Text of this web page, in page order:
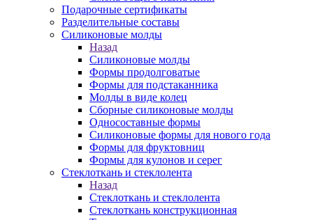
Подарочные сертификаты
Разделительные составы
Силиконовые молды
Назад
Силиконовые молды
Формы продолговатые
Формы для подстаканника
Молды в виде колец
Сборные силиконовые молды
Односоставные формы
Силиконовые формы для нового года
Формы для фруктовниц
Формы для кулонов и серег
Стеклоткань и стеклолента
Назад
Стеклоткань и стеклолента
Стеклоткань конструкционная